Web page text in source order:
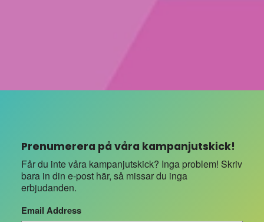
Prenumerera på våra kampanjutskick!
Får du inte våra kampanjutskick? Inga problem! Skriv
bara in din e-post här, så missar du inga
erbjudanden.
Email Address